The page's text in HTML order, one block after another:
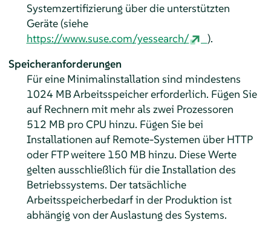
Systemzertifizierung über die unterstützten
Geräte (siehe
https://www.suse.com/yessearch/
).
Speicheranforderungen
Für eine Minimalinstallation sind mindestens
1024 MB Arbeitsspeicher erforderlich. Fügen Sie
auf Rechnern mit mehr als zwei Prozessoren
512 MB pro CPU hinzu. Fügen Sie bei
Installationen auf Remote-Systemen über HTTP
oder FTP weitere 150 MB hinzu. Diese Werte
gelten ausschließlich für die Installation des
Betriebssystems. Der tatsächliche
Arbeitsspeicherbedarf in der Produktion ist
abhängig von der Auslastung des Systems.